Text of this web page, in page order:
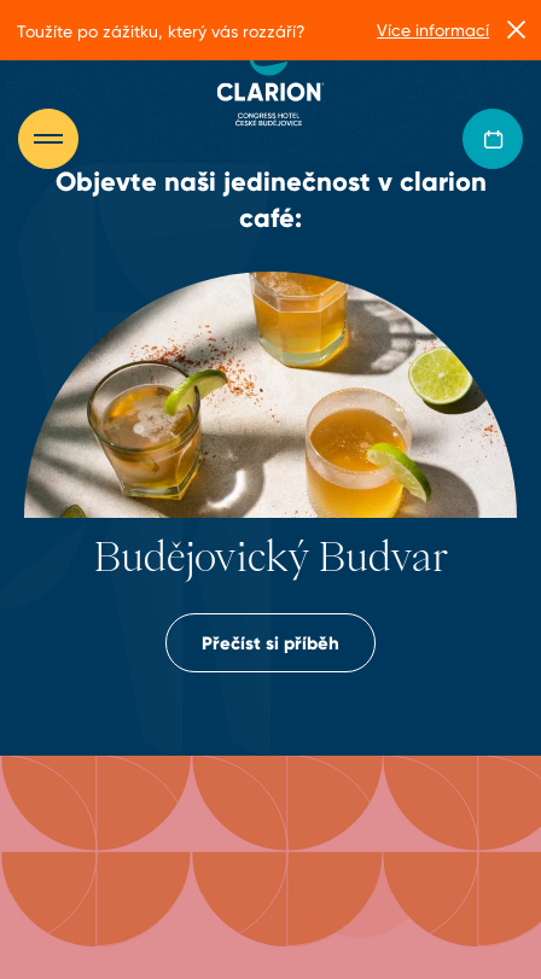
Objevte naši jedinečnost v clarion
café:
Budějovický Budvar
Přečíst si příběh
Toužíte po zážitku, který vás rozzáří? Více informací